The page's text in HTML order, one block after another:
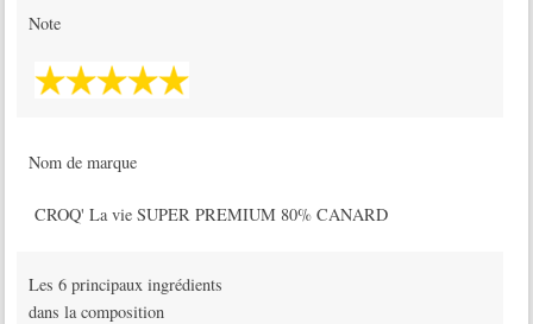
Note
Nom de marque
CROQ' La vie SUPER PREMIUM 80% CANARD
Les 6 principaux ingrédients
dans la composition